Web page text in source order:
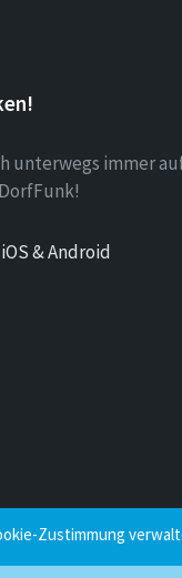
Zustimmung
unterwegs immer
& Android